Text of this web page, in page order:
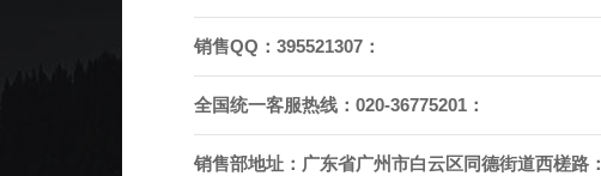
销售QQ：395521307：
全国统一客服热线：020-36775201：
销售部地址：广东省广州市白云区同德街道西槎路：